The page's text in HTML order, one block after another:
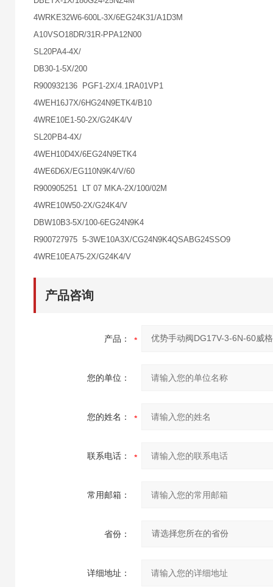
4WRKE32W6-600L-3X/6EG24K31/A1D3M
A10VSO18DR/31R-PPA12N00
SL20PA4-4X/
DB30-1-5X/200
R900932136 PGF1-2X/4.1RA01VP1
4WEH16J7X/6HG24N9ETK4/B10
4WRE10E1-50-2X/G24K4/V
SL20PB4-4X/
4WEH10D4X/6EG24N9ETK4
4WE6D6X/EG110N9K4/V/60
R900905251 LT 07 MKA-2X/100/02M
4WRE10W50-2X/G24K4/V
DBW10B3-5X/100-6EG24N9K4
R900727975 5-3WE10A3X/CG24N9K4QSABG24SSO9
4WRE10EA75-2X/G24K4/V
产品咨询
产品：
您的单位：
您的姓名：
联系电话：
常用邮箱：
省份：
详细地址：